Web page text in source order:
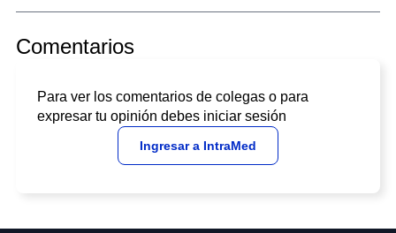
Comentarios
Para ver los comentarios de colegas o para
expresar tu opinión debes iniciar sesión
Ingresar a IntraMed